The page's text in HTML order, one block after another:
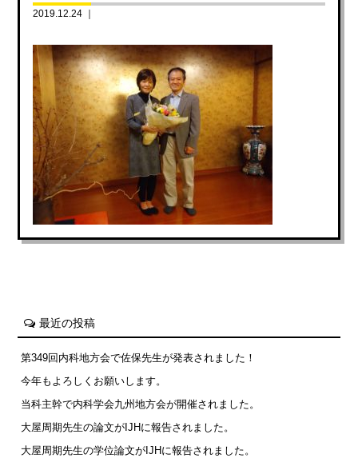
2019.12.24 ｜
最近の投稿
第349回内科地方会で佐保先生が発表されました！
今年もよろしくお願いします。
当科主幹で内科学会九州地方会が開催されました。
大屋周期先生の論文がIJHに報告されました。
大屋周期先生の学位論文がIJHに報告されました。